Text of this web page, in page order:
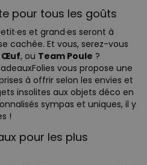
pour tous les goûts
et grand·es seront à
cachée. Et vous, serez-vous
Œuf, ou Team Poule ?
vous propose une
à offrir selon les envies et
insolites aux objets déco en
sympas et uniques, il y
!
pour les plus